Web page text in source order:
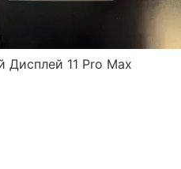
11 Pro Max